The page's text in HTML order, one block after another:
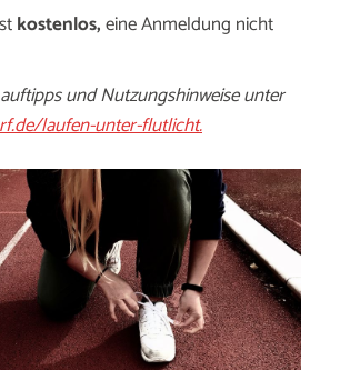
kostenlos,eine Anmeldung nicht
und Nutzungshinweise unter
laufen-unter-flutlicht.